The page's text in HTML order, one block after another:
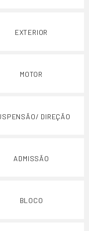
EXTERIOR
MOTOR
DIREÇÃO
ADMISSÃO
BLOCO